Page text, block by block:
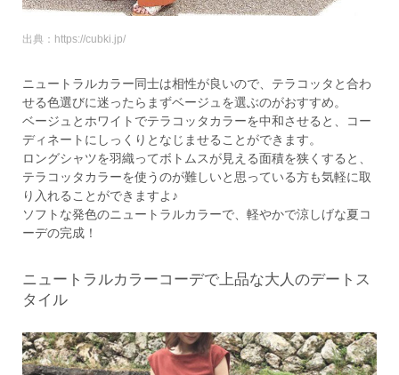
出典：https://cubki.jp/
ニュートラルカラー同士は相性が良いので、テラコッタと合わ
せる色選びに迷ったらまずベージュを選ぶのがおすすめ。
ベージュとホワイトでテラコッタカラーを中和させると、コー
ディネートにしっくりとなじませることができます。
ロングシャツを羽織ってボトムスが見える面積を狭くすると、
テラコッタカラーを使うのが難しいと思っている方も気軽に取
り入れることができますよ♪
ソフトな発色のニュートラルカラーで、軽やかで涼しげな夏コ
ーデの完成！
ニュートラルカラーコーデで上品な大人のデートス
タイル